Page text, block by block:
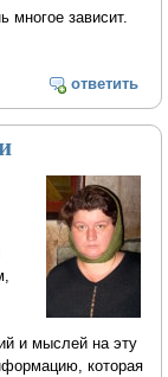
многое зависит.
ответить
и мыслей на эту
которая